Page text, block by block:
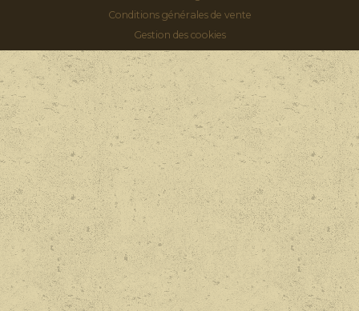
Conditions générales de vente
Gestion des cookies